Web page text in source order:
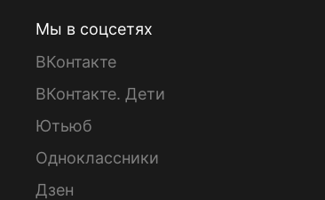
Мы в соцсетях
ВКонтакте
ВКонтакте. Дети
Ютьюб
Одноклассники
Дзен